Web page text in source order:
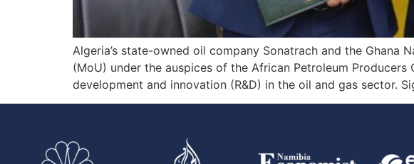
Algeria’s state-owned oil company Sonatrach and the Ghana
(MoU) under the auspices of the African Petroleum
development and innovation (R&D) in the oil and gas sector.